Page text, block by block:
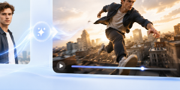
असीमित